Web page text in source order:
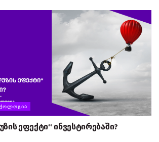
ეფექტი“ ინვესტირებაში?